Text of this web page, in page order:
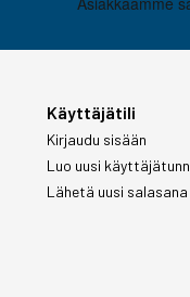
Käyttäjätili
Kirjaudu sisään
Luo uusi
Lähetä uusi salasana